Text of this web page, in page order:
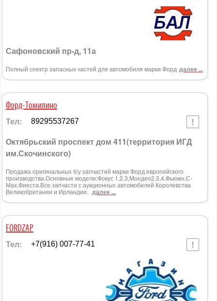
Сафоновский пр-д, 11а
Полный спектр запасных частей для автомобиля марки Форд далее ...
Форд-Томилино
Тел: 89295537267
Октябрьский проспект дом 411(территория ИГД
им.Скочинского)
Продажа оригинальных б/у запчастей марки Форд европейского
производства.Основные модели:Фокус 1,2,3,Мондео2,3,4,Фьюжн,С-
Мах,Фиеста.Все запчасти с аукционных автомобилей Королевства
Великобритании и Ирландии. далее ...
FORDZAP
Тел: +7(916) 007-77-41